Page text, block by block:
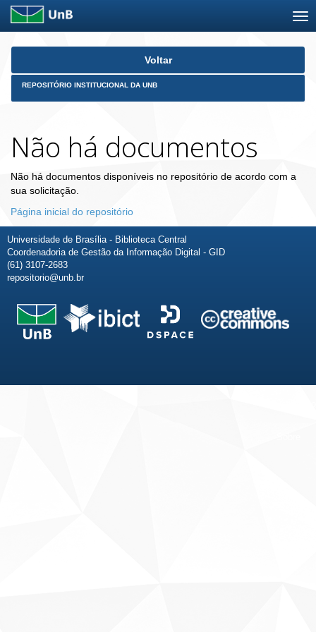
Skip
Voltar
REPOSITÓRIO INSTITUCIONAL DA UNB
Não há documentos
Não há documentos disponíveis no repositório de acordo com a
sua solicitação.
Página inicial do repositório
Universidade de Brasília - Biblioteca Central
Coordenadoria de Gestão da Informação Digital - GID
(61) 3107-2683
repositorio@unb.br